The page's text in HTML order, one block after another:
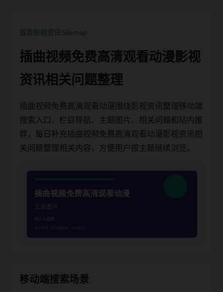
首页 影视资讯 Sitemap
插曲视频免费高清观看动漫影视
资讯相关问题整理
插曲视频免费高清观看动漫围绕影视资讯整理移动端
搜索入口、栏目导航、主题图片、相关问题和站内推
荐，每日补充插曲视频免费高清观看动漫影视资讯相
关问题整理相关内容，方便用户按主题继续浏览。
移动端搜索场景